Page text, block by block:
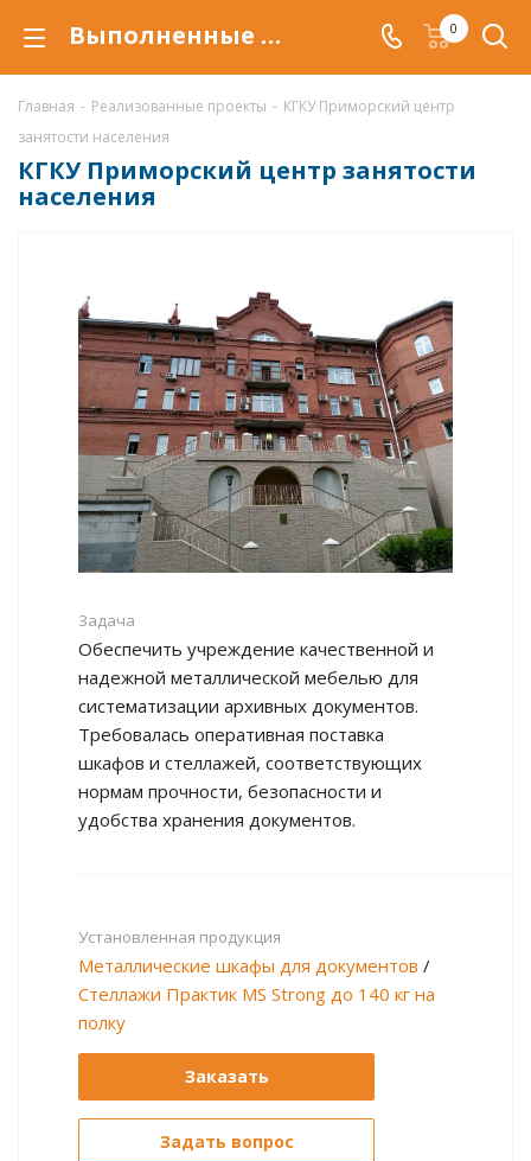
Выполненные проекты. КГКУ "Приморский центр занятости населения" 0
Главная - Реализованные проекты - КГКУ Приморский центр
занятости населения
КГКУ Приморский центр занятости
населения
Задача
Обеспечить учреждение качественной и
надежной металлической мебелью для
систематизации архивных документов.
Требовалась оперативная поставка
шкафов и стеллажей, соответствующих
нормам прочности, безопасности и
удобства хранения документов.
Установленная продукция
Металлические шкафы для документов /
Стеллажи Практик MS Strong до 140 кг на
полку
Заказать
Задать вопрос